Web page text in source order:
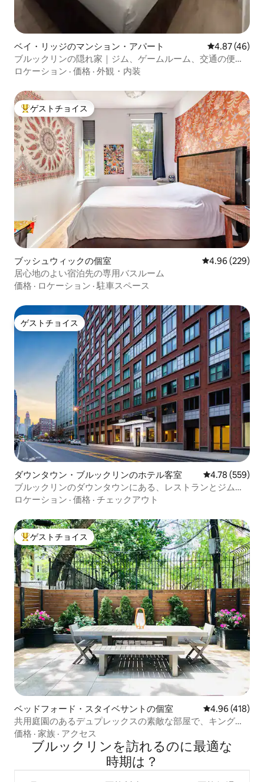
ベイ・リッジのマンション・アパート レビュー46
4.87 (46)
ブルックリンの隠れ家｜ジム、ゲームルーム、交通の便が
良い
ロケーション · 価格 · 外観・内装
大好評のゲストチョイスです。
ゲストチョイス
ブッシュウィックの個室 レビュー229
4.96 (229)
居心地のよい宿泊先の専用バスルーム
価格 · ロケーション · 駐車スペース
ゲストチョイス
ゲストチョイス
ダウンタウン・ブルックリンのホテル客室 レビュー559
4.78 (559)
ブルックリンのダウンタウンにある、レストランとジム付
きの宿泊先
ロケーション · 価格 · チェックアウト
大好評のゲストチョイスです。
ゲストチョイス
ベッドフォード・スタイベサントの個室 レビュー418
4.96 (418)
共用庭園のあるデュプレックスの素敵な部屋で、キングベ
ッドがあります。
価格 · 家族 · アクセス
ブルックリンを訪⁠れ⁠るの⁠に最⁠適⁠な
時⁠期⁠は⁠？